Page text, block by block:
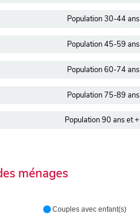
Population 30-44 ans
Population 45-59 ans
Population 60-74 ans
Population 75-89 ans
Population 90 ans et +
ménages
Couples avec enfant(s)